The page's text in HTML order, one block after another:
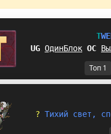
TWE
MF ОдинБлок ]Z
Топ 1
? Тихий свет , сп